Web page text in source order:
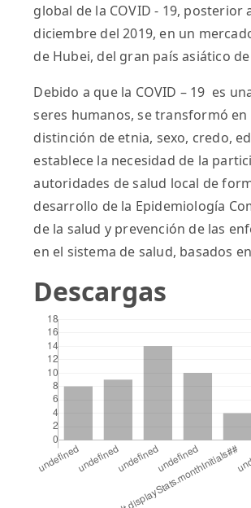
global de la COVID - 19,
diciembre del 2019, en un
de Hubei, del gran país asiático
Debido a que la COVID – 19 es
seres humanos, se transformó
distinción de etnia, sexo, credo,
establece la necesidad de la
autoridades de salud local de
desarrollo de la Epidemiología
de la salud y prevención de las
en el sistema de salud, basados
Descargas